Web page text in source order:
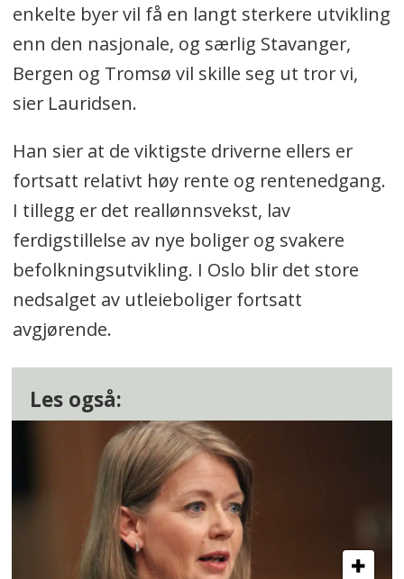
enkelte byer vil få en langt sterkere utvikling
enn den nasjonale, og særlig Stavanger,
Bergen og Tromsø vil skille seg ut tror vi,
sier Lauridsen.
Han sier at de viktigste driverne ellers er
fortsatt relativt høy rente og rentenedgang.
I tillegg er det reallønnsvekst, lav
ferdigstillelse av nye boliger og svakere
befolkningsutvikling. I Oslo blir det store
nedsalget av utleieboliger fortsatt
avgjørende.
Les også: